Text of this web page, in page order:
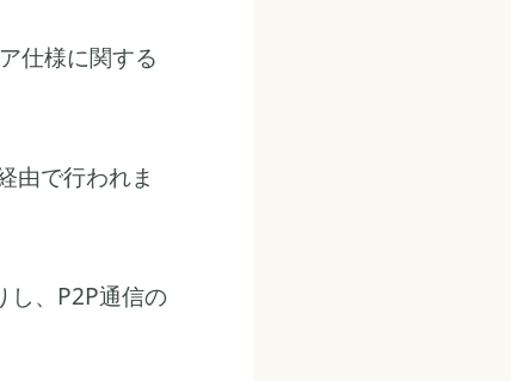
仕様に関する
由で行われま
し、P2P通信の